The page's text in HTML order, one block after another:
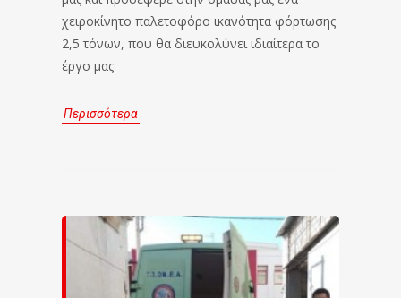
χειροκίνητο παλετοφόρο ικανότητα φόρτωσης
2,5 τόνων, που θα διευκολύνει ιδιαίτερα το
έργο μας
Περισσότερα